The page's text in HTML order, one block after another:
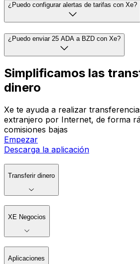
¿Puedo configurar alertas de tarifas con Xe?
¿Puedo enviar 25 ADA a BZD con Xe?
Simplificamos las
dinero
Xe te ayuda a realizar
extranjero por Internet, de forma
comisiones bajas
Empezar
Descarga la aplicación
Transferir dinero
XE Negocios
Aplicaciones